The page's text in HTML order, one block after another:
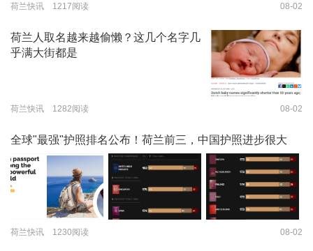
荷兰快讯 1217阅读 08-02
荷兰人取名越来越偷懒？这几个名字几
乎满大街都是
荷兰快讯 1282阅读 08-02
全球"最强"护照排名公布！荷兰前三，中国护照进步很大
荷兰快讯 1230阅读 08-02